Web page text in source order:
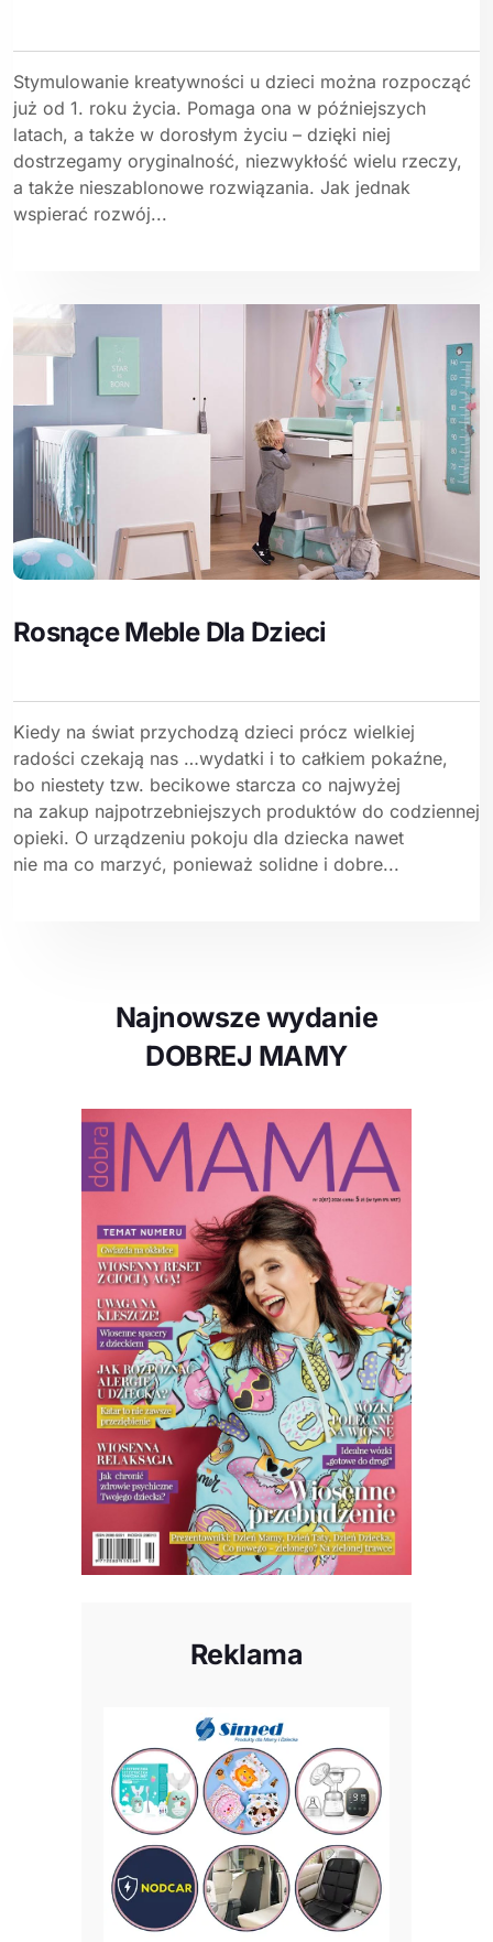
Stymulowanie kreatywności u dzieci można rozpocząć
już od 1. roku życia. Pomaga ona w późniejszych
latach, a także w dorosłym życiu – dzięki niej
dostrzegamy oryginalność, niezwykłość wielu rzeczy,
a także nieszablonowe rozwiązania. Jak jednak
wspierać rozwój...
Rosnące Meble Dla Dzieci
Kiedy na świat przychodzą dzieci prócz wielkiej
radości czekają nas …wydatki i to całkiem pokaźne,
bo niestety tzw. becikowe starcza co najwyżej
na zakup najpotrzebniejszych produktów do codziennej
opieki. O urządzeniu pokoju dla dziecka nawet
nie ma co marzyć, ponieważ solidne i dobre...
Najnowsze wydanie
DOBREJ MAMY
Reklama